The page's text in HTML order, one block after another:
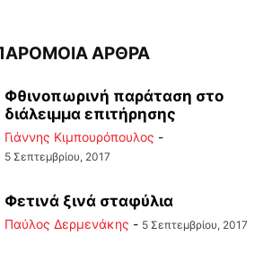
ΑΡΘΡΑ
Φθινοπωρινή παράταση στο
διάλειμμα επιτήρησης
Γιάννης Κιμπουρόπουλος -
5 Σεπτεμβρίου, 2017
Φετινά ξινά σταφύλια
Παύλος Δερμενάκης - 5 Σεπτεμβρίου, 2017